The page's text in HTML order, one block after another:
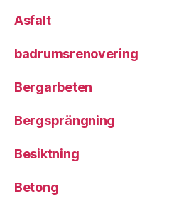
Asfalt
badrumsrenovering
Bergarbeten
Bergsprängning
Besiktning
Betong